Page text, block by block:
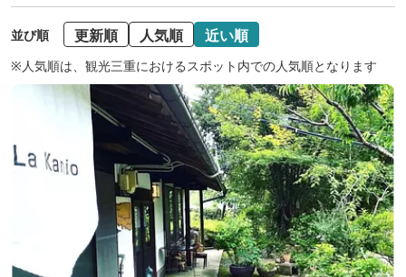
並び順 更新順 人気順 近い順
※人気順は、観光三重におけるスポット内での人気順となります